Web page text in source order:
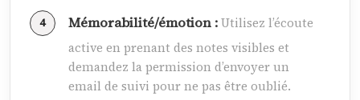
Mémorabilité/émotion :Utilisez l’écoute
active en prenant des notes visibles et
demandez la permission d’envoyer un
email de suivi pour ne pas être oublié.